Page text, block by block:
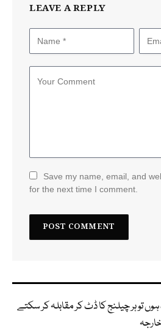
LEAVE A REPLY
Save my name, email, and
for the next time I comment.
تو ہر چیلنج کا ڈٹ کر مقابلہ کر سکتے
خارجہ